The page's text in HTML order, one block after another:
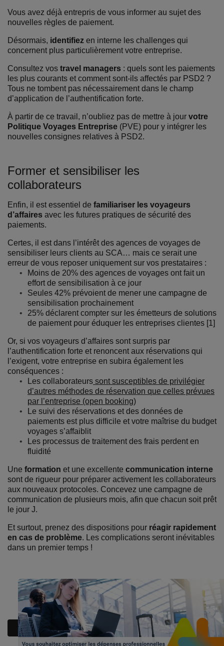
Vous avez déjà entrepris de vous informer au sujet des
nouvelles règles de paiement.
Désormais, identifiez en interne les challenges qui
concernent plus particulièrement votre entreprise.
Consultez vos travel managers : quels sont les paiements
les plus courants et comment sont-ils affectés par PSD2 ?
Tous ne tombent pas nécessairement dans le champ
d’application de l’authentification forte.
À partir de ce travail, n’oubliez pas de mettre à jour votre
Politique Voyages Entreprise (PVE) pour y intégrer les
nouvelles consignes relatives à PSD2.
Former et sensibiliser les
collaborateurs
Enfin, il est essentiel de familiariser les voyageurs
d’affaires avec les futures pratiques de sécurité des
paiements.
Certes, il est dans l’intérêt des agences de voyages de
sensibiliser leurs clients au SCA… mais ce serait une
erreur de vous reposer uniquement sur vos prestataires :
Moins de 20% des agences de voyages ont fait un
effort de sensibilisation à ce jour
Seules 42% prévoient de mener une campagne de
sensibilisation prochainement
25% déclarent compter sur les émetteurs de solutions
de paiement pour éduquer les entreprises clientes [1]
Or, si vos voyageurs d’affaires sont surpris par
l’authentification forte et renoncent aux réservations qui
l’exigent, votre entreprise en subira également les
conséquences :
Les collaborateurs sont susceptibles de privilégier
d’autres méthodes de réservation que celles prévues
par l’entreprise (open booking)
Le suivi des réservations et des données de
paiements est plus difficile et votre maîtrise du budget
voyages s’affaiblit
Les processus de traitement des frais perdent en
fluidité
Une formation et une excellente communication interne
sont de rigueur pour préparer activement les collaborateurs
aux nouveaux protocoles. Concevez une campagne de
communication de plusieurs mois, afin que chacun soit prêt
le jour J.
Et surtout, prenez des dispositions pour réagir rapidement
en cas de problème. Les complications seront inévitables
dans un premier temps !